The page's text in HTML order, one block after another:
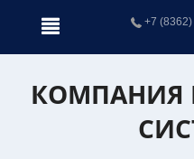
+7 (8362)
КОМПАНИЯ